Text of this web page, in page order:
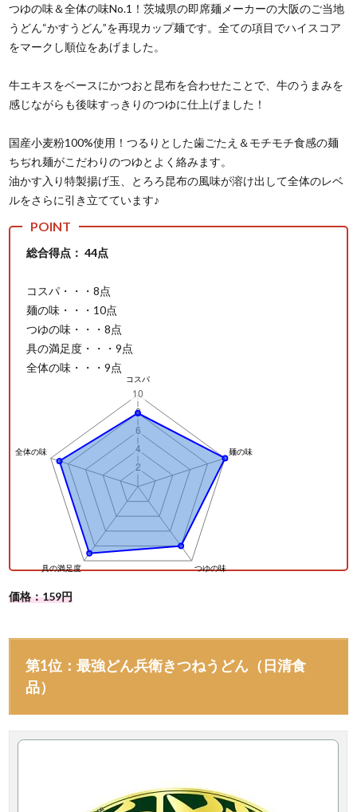
つゆの味＆全体の味No.1！茨城県の即席麺メーカーの大阪のご当地
うどん“かすうどん”を再現カップ麺です。全ての項目でハイスコア
をマークし順位をあげました。
牛エキスをベースにかつおと昆布を合わせたことで、牛のうまみを
感じながらも後味すっきりのつゆに仕上げました！
国産小麦粉100%使用！つるりとした歯ごたえ＆モチモチ食感の麺
ちぢれ麺がこだわりのつゆとよく絡みます。
油かす入り特製揚げ玉、とろろ昆布の風味が溶け出して全体のレベ
ルをさらに引き立てています♪
総合得点： 44点
コスパ・・・8点
麺の味・・・10点
つゆの味・・・8点
具の満足度・・・9点
全体の味・・・9点
価格：159円
第1位：最強どん兵衛きつねうどん（日清食
品）